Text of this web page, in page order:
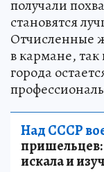
получали
становятся
Отчисленные
в кармане,
города
Над СССР
пришельцев:
искала и